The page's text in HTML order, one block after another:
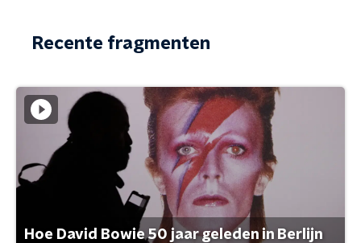
Recente fragmenten
Hoe David Bowie 50 jaar geleden in Berlijn